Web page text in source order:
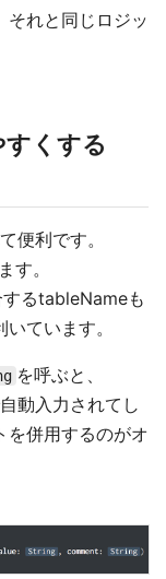
それと同じロジッ
くする
便利です。
す。
るtableNameも
ています。
を呼ぶと、
動入力されてし
を併用するのがオ